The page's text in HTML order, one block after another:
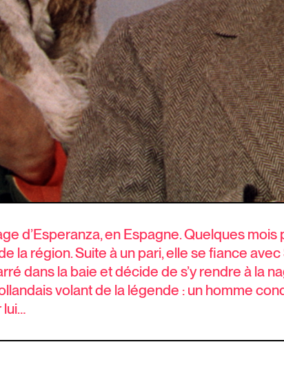
d’Esperanza, en Espagne. Quelques
région. Suite à un pari, elle se fiance
dans la baie et décide de s’y rendre à la
volant de la légende : un homme
lui…